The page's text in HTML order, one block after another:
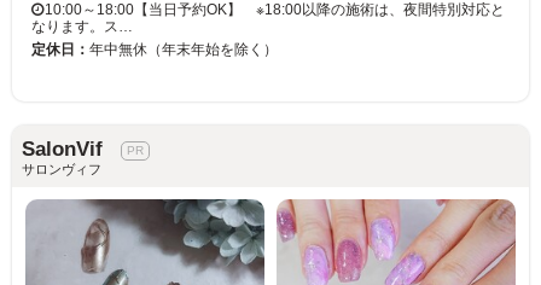
10:00～18:00【当日予約OK】 ※18:00以降の施術は、夜間特別対応と
なります。ス…
定休日： 年中無休（年末年始を除く）
SalonVif
サロンヴィフ